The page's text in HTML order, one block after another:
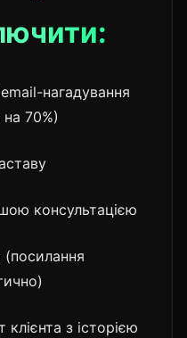
нагадування
70%)
консультацією
(посилання
з історією